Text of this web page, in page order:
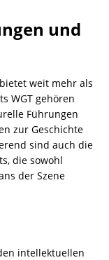
und
weit mehr als
WGT gehören
Führungen
zur Geschichte
sind auch die
die sowohl
der Szene
intellektuellen